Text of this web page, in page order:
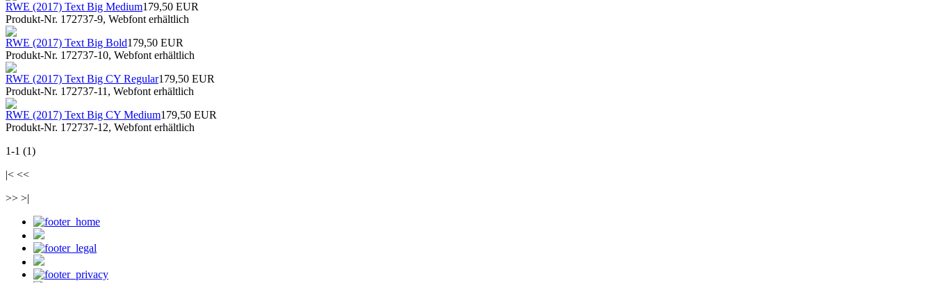
RWE (2017) Text Big Medium179,50 EUR
Produkt-Nr. 172737-9, Webfont erhältlich
RWE (2017) Text Big Bold179,50 EUR
Produkt-Nr. 172737-10, Webfont erhältlich
RWE (2017) Text Big CY Regular179,50 EUR
Produkt-Nr. 172737-11, Webfont erhältlich
RWE (2017) Text Big CY Medium179,50 EUR
Produkt-Nr. 172737-12, Webfont erhältlich
1-1 (1)
|< <<
>> >|